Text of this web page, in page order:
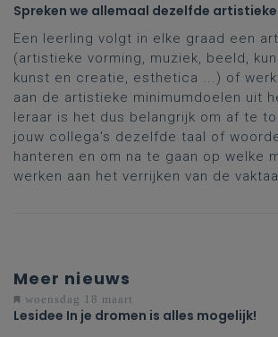
Spreken we allemaal dezelfde
Een leerling volgt in elke graad een
(artistieke vorming, muziek, beeld,
kunst en creatie, esthetica ...) of
aan de artistieke minimumdoelen uit
leraar is het dus belangrijk om af te
jouw collega's dezelfde taal of
hanteren en om na te gaan op welke
werken aan het verrijken van de
Meer nieuws
woensdag 18 maart
Lesidee In je dromen is alles mogelijk!